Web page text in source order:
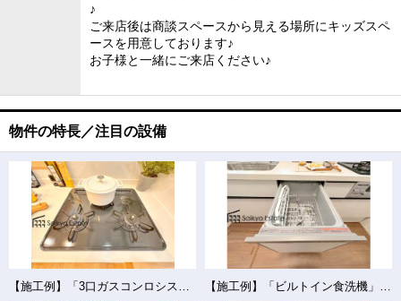
♪
ご来店後は商談スペースから見える場所にキッズスペ
ースを用意しております♪
お子様と一緒にご来店ください♪
物件の特長／注目の設備
【施工例】「3口ガスコンロシステム」はたくさんの料理が同時に作れて便利な上、凹凸が少ないフラットトップなのでお掃除も楽々です。 【施工例】「ビルトイン食洗機」は手洗いよりも経済的で家計に優しく、家事の負担を軽減してくれるママの強い味方ですね。